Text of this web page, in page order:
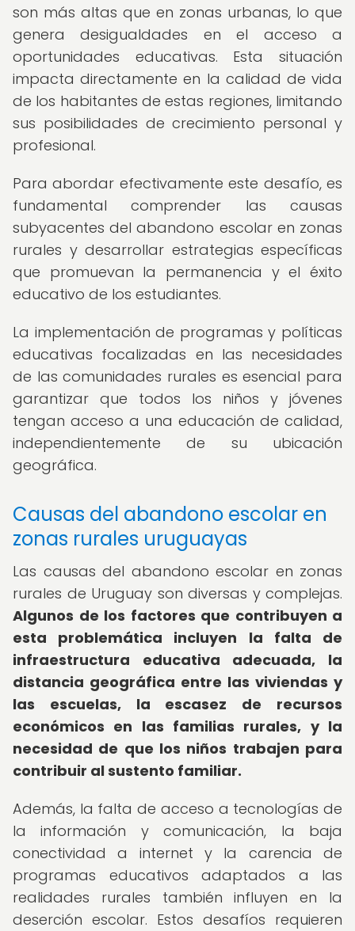
son más altas que en zonas urbanas, lo que
genera desigualdades en el acceso a
oportunidades educativas. Esta situación
impacta directamente en la calidad de vida
de los habitantes de estas regiones, limitando
sus posibilidades de crecimiento personal y
profesional.
Para abordar efectivamente este desafío, es
fundamental comprender las causas
subyacentes del abandono escolar en zonas
rurales y desarrollar estrategias específicas
que promuevan la permanencia y el éxito
educativo de los estudiantes.
La implementación de programas y políticas
educativas focalizadas en las necesidades
de las comunidades rurales es esencial para
garantizar que todos los niños y jóvenes
tengan acceso a una educación de calidad,
independientemente de su ubicación
geográfica.
Causas del abandono escolar en
zonas rurales uruguayas
Las causas del abandono escolar en zonas
rurales de Uruguay son diversas y complejas.
Algunos de los factores que contribuyen a
esta problemática incluyen la falta de
infraestructura educativa adecuada, la
distancia geográfica entre las viviendas y
las escuelas, la escasez de recursos
económicos en las familias rurales, y la
necesidad de que los niños trabajen para
contribuir al sustento familiar.
Además, la falta de acceso a tecnologías de
la información y comunicación, la baja
conectividad a internet y la carencia de
programas educativos adaptados a las
realidades rurales también influyen en la
deserción escolar. Estos desafíos requieren